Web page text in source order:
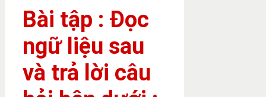
Bài tập : Đọc
ngữ liệu sau
và trả lời câu